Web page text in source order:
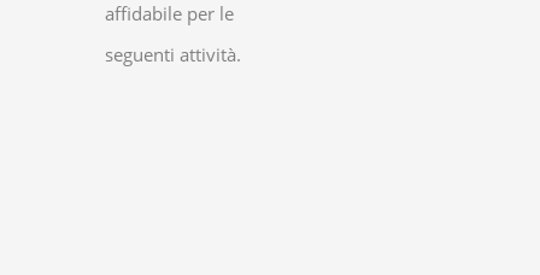
affidabile per le
seguenti attività.